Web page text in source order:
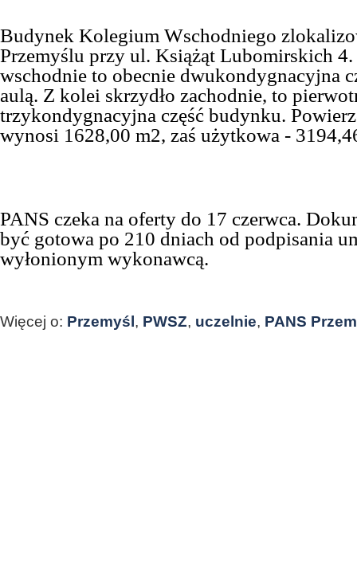
Budynek Kolegium Wschodniego
Przemyślu przy ul. Książąt Lubomirskich 4.
wschodnie to obecnie dwukondygnacyjna
aulą. Z kolei skrzydło zachodnie, to
trzykondygnacyjna część budynku.
wynosi 1628,00 m2, zaś użytkowa -
PANS czeka na oferty do 17 czerwca.
być gotowa po 210 dniach od podpisania
wyłonionym wykonawcą.
Więcej o: Przemyśl , PWSZ, uczelnie, PANS